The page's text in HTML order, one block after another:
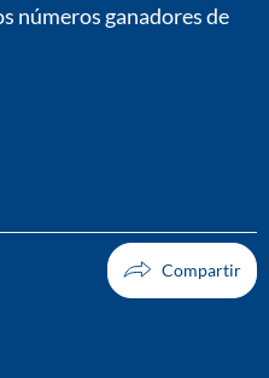
números ganadores de